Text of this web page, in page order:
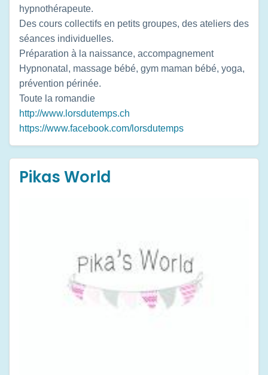
hypnothérapeute.
Des cours collectifs en petits groupes, des ateliers des
séances individuelles.
Préparation à la naissance, accompagnement
Hypnonatal, massage bébé, gym maman bébé, yoga,
prévention périnée.
Toute la romandie
http://www.lorsdutemps.ch
https://www.facebook.com/lorsdutemps
Pikas World